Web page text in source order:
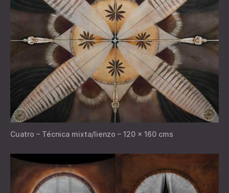
Cuatro – Técnica mixta/lienzo – 120 x 160 cms